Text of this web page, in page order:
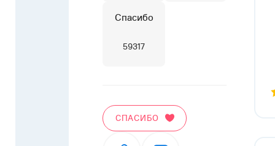
Спасибо
59317
СПАСИБО